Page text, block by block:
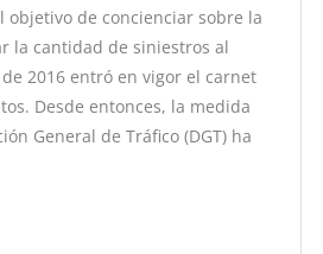
objetivo de concienciar sobre la
la cantidad de siniestros al
2016 entró en vigor el carnet
Desde entonces, la medida
General de Tráfico (DGT) ha